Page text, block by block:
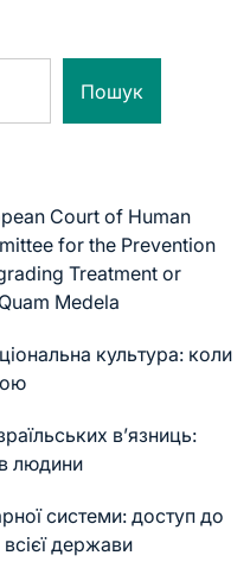
Пошук
Court of Human
for the Prevention
Treatment or
Medela
культура: коли
в’язниць:
людини
системи: доступ до
держави